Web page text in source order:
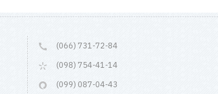
(066) 731-72-84
(098) 754-41-14
(099) 087-04-43